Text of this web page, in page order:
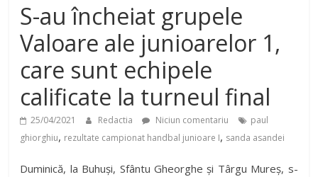
S-au încheiat grupele
Valoare ale junioarelor 1,
care sunt echipele
calificate la turneul final
25/04/2021 Redactia Niciun comentariu
paul
ghiorghiu, rezultate campionat handbal junioare I, sanda asandei
Duminică, la Buhuși, Sfântu Gheorghe și Târgu Mureș, s-